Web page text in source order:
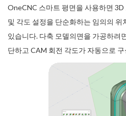
OneCNC 스마트 평면을 사용하면
및 각도 설정을 단순화하는 임의의 위
있습니다. 다축 모델의면을 가공하려
단하고 CAM 회전 각도가 자동으로